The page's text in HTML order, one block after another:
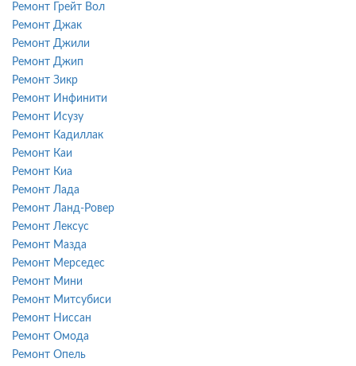
Ремонт Грейт Вол
Ремонт Джак
Ремонт Джили
Ремонт Джип
Ремонт Зикр
Ремонт Инфинити
Ремонт Исузу
Ремонт Кадиллак
Ремонт Каи
Ремонт Киа
Ремонт Лада
Ремонт Ланд-Ровер
Ремонт Лексус
Ремонт Мазда
Ремонт Мерседес
Ремонт Мини
Ремонт Митсубиси
Ремонт Ниссан
Ремонт Омода
Ремонт Опель